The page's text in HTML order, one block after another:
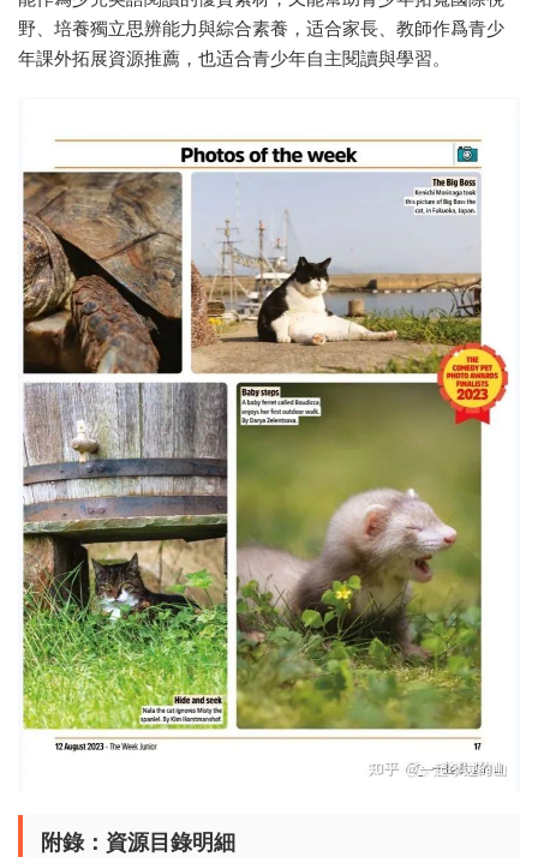
野、培養獨立思辨能力與綜合素養，适合家長、教師作爲青少
年課外拓展資源推薦，也适合青少年自主閱讀與學習。
附錄：資源目錄明細